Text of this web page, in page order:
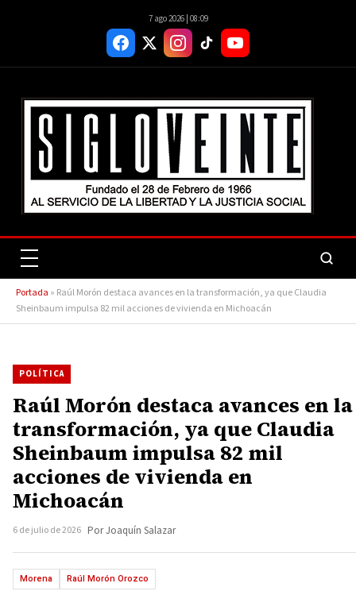
7 ago 2026 | 08:09
Portada » Raúl Morón destaca avances en la transformación, ya que Claudia
Sheinbaum impulsa 82 mil acciones de vivienda en Michoacán
POLÍTICA
Raúl Morón destaca avances en la
transformación, ya que Claudia
Sheinbaum impulsa 82 mil
acciones de vivienda en
Michoacán
6 de julio de 2026 Por Joaquín Salazar
Morena Raúl Morón Orozco